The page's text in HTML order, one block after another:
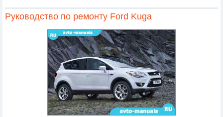
Руководство по ремонту Ford Kuga